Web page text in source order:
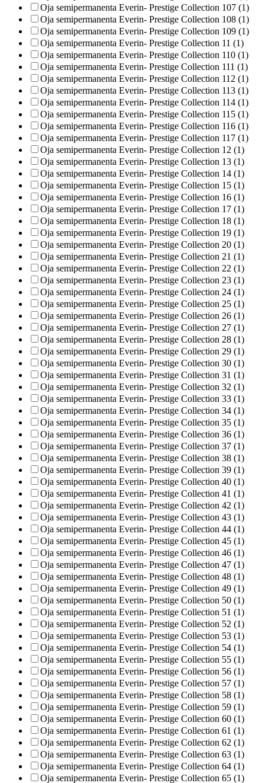
Oja semipermanenta Everin- Prestige Collection 107 (1)
Oja semipermanenta Everin- Prestige Collection 108 (1)
Oja semipermanenta Everin- Prestige Collection 109 (1)
Oja semipermanenta Everin- Prestige Collection 11 (1)
Oja semipermanenta Everin- Prestige Collection 110 (1)
Oja semipermanenta Everin- Prestige Collection 111 (1)
Oja semipermanenta Everin- Prestige Collection 112 (1)
Oja semipermanenta Everin- Prestige Collection 113 (1)
Oja semipermanenta Everin- Prestige Collection 114 (1)
Oja semipermanenta Everin- Prestige Collection 115 (1)
Oja semipermanenta Everin- Prestige Collection 116 (1)
Oja semipermanenta Everin- Prestige Collection 117 (1)
Oja semipermanenta Everin- Prestige Collection 12 (1)
Oja semipermanenta Everin- Prestige Collection 13 (1)
Oja semipermanenta Everin- Prestige Collection 14 (1)
Oja semipermanenta Everin- Prestige Collection 15 (1)
Oja semipermanenta Everin- Prestige Collection 16 (1)
Oja semipermanenta Everin- Prestige Collection 17 (1)
Oja semipermanenta Everin- Prestige Collection 18 (1)
Oja semipermanenta Everin- Prestige Collection 19 (1)
Oja semipermanenta Everin- Prestige Collection 20 (1)
Oja semipermanenta Everin- Prestige Collection 21 (1)
Oja semipermanenta Everin- Prestige Collection 22 (1)
Oja semipermanenta Everin- Prestige Collection 23 (1)
Oja semipermanenta Everin- Prestige Collection 24 (1)
Oja semipermanenta Everin- Prestige Collection 25 (1)
Oja semipermanenta Everin- Prestige Collection 26 (1)
Oja semipermanenta Everin- Prestige Collection 27 (1)
Oja semipermanenta Everin- Prestige Collection 28 (1)
Oja semipermanenta Everin- Prestige Collection 29 (1)
Oja semipermanenta Everin- Prestige Collection 30 (1)
Oja semipermanenta Everin- Prestige Collection 31 (1)
Oja semipermanenta Everin- Prestige Collection 32 (1)
Oja semipermanenta Everin- Prestige Collection 33 (1)
Oja semipermanenta Everin- Prestige Collection 34 (1)
Oja semipermanenta Everin- Prestige Collection 35 (1)
Oja semipermanenta Everin- Prestige Collection 36 (1)
Oja semipermanenta Everin- Prestige Collection 37 (1)
Oja semipermanenta Everin- Prestige Collection 38 (1)
Oja semipermanenta Everin- Prestige Collection 39 (1)
Oja semipermanenta Everin- Prestige Collection 40 (1)
Oja semipermanenta Everin- Prestige Collection 41 (1)
Oja semipermanenta Everin- Prestige Collection 42 (1)
Oja semipermanenta Everin- Prestige Collection 43 (1)
Oja semipermanenta Everin- Prestige Collection 44 (1)
Oja semipermanenta Everin- Prestige Collection 45 (1)
Oja semipermanenta Everin- Prestige Collection 46 (1)
Oja semipermanenta Everin- Prestige Collection 47 (1)
Oja semipermanenta Everin- Prestige Collection 48 (1)
Oja semipermanenta Everin- Prestige Collection 49 (1)
Oja semipermanenta Everin- Prestige Collection 50 (1)
Oja semipermanenta Everin- Prestige Collection 51 (1)
Oja semipermanenta Everin- Prestige Collection 52 (1)
Oja semipermanenta Everin- Prestige Collection 53 (1)
Oja semipermanenta Everin- Prestige Collection 54 (1)
Oja semipermanenta Everin- Prestige Collection 55 (1)
Oja semipermanenta Everin- Prestige Collection 56 (1)
Oja semipermanenta Everin- Prestige Collection 57 (1)
Oja semipermanenta Everin- Prestige Collection 58 (1)
Oja semipermanenta Everin- Prestige Collection 59 (1)
Oja semipermanenta Everin- Prestige Collection 60 (1)
Oja semipermanenta Everin- Prestige Collection 61 (1)
Oja semipermanenta Everin- Prestige Collection 62 (1)
Oja semipermanenta Everin- Prestige Collection 63 (1)
Oja semipermanenta Everin- Prestige Collection 64 (1)
Oja semipermanenta Everin- Prestige Collection 65 (1)